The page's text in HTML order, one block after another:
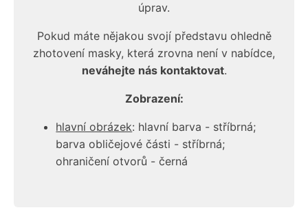
úprav.
Pokud máte nějakou svojí představu ohledně
zhotovení masky, která zrovna není v nabídce,
neváhejte nás kontaktovat.
Zobrazení:
hlavní obrázek: hlavní barva - stříbrná;
barva obličejové části - stříbrná;
ohraničení otvorů - černá